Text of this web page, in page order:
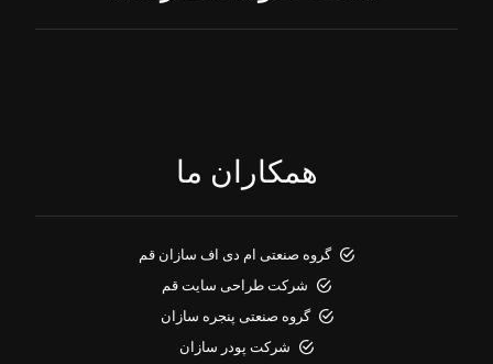
همکاران ما
گروه صنعتی ام دی اف سازان قم
شرکت طراحی سایت قم
گروه صنعتی پنجره سازان
شرکت پودر سازان